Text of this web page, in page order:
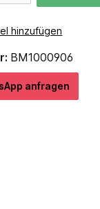
hinzufügen
BM1000906
anfragеn